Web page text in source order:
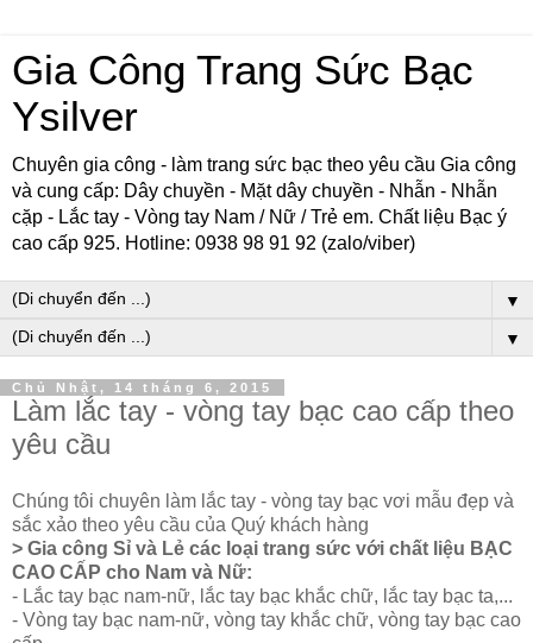
Gia Công Trang Sức Bạc
Ysilver
Chuyên gia công - làm trang sức bạc theo yêu cầu Gia công
và cung cấp: Dây chuyền - Mặt dây chuyền - Nhẫn - Nhẫn
cặp - Lắc tay - Vòng tay Nam / Nữ / Trẻ em. Chất liệu Bạc ý
cao cấp 925. Hotline: 0938 98 91 92 (zalo/viber)
▼
▼
Chủ Nhật, 14 tháng 6, 2015
Làm lắc tay - vòng tay bạc cao cấp theo
yêu cầu
Chúng tôi chuyên làm lắc tay - vòng tay bạc vơi mẫu đẹp và
sắc xảo theo yêu cầu của Quý khách hàng
> Gia công Sỉ và Lẻ các loại trang sức với chất liệu BẠC
CAO CẤP cho Nam và Nữ:
- Lắc tay bạc nam-nữ, lắc tay bạc khắc chữ, lắc tay bạc ta,...
- Vòng tay bạc nam-nữ, vòng tay khắc chữ, vòng tay bạc cao